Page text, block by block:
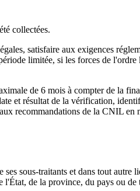
collectées.
satisfaire aux exigences
limitée, si les forces de
de 6 mois à compter de la
et résultat de la vérification,
recommandations de la CNIL en
sous-traitants et dans tout autre
l'État, de la province, du pays ou